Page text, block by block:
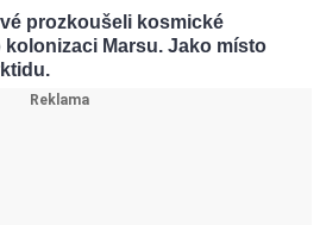
prozkoušeli kosmické
Marsu. Jako místo